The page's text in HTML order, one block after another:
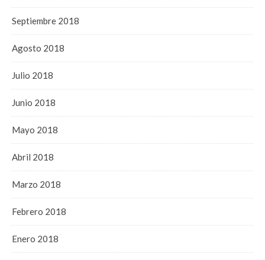
Septiembre 2018
Agosto 2018
Julio 2018
Junio 2018
Mayo 2018
Abril 2018
Marzo 2018
Febrero 2018
Enero 2018